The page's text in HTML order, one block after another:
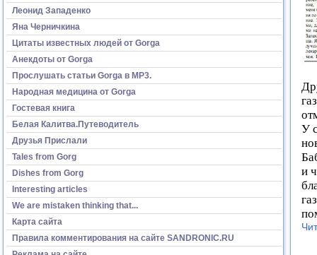
Леонид Западенко
Яна Черничкина
Цитаты известных людей от Gorga
Анекдоты от Gorga
Прослушать статьи Gorga в МР3.
Народная медицина от Gorga
Гостевая книга
Белая Калитва.Путеводитель
Друзья Прислали
Tales from Gorg
Dishes from Gorg
Interesting articles
We are mistaken thinking that...
Карта сайта
Правила комментирования на сайте SANDRONIC.RU
У
и